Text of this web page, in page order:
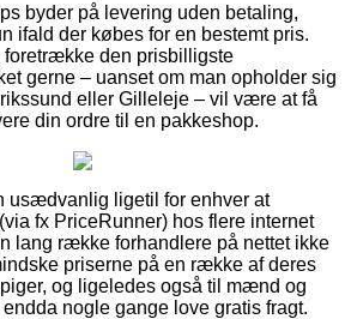
byder på levering uden betaling,
ifald der købes for en bestemt pris.
foretrække den prisbilligste
gerne – uanset om man opholder sig
eller Gilleleje – vil være at få
din ordre til en pakkeshop.
usædvanlig ligetil for enhver at
fx PriceRunner) hos flere internet
lang række forhandlere på nettet ikke
priserne på en række af deres
og ligeledes også til mænd og
nogle gange love gratis fragt.